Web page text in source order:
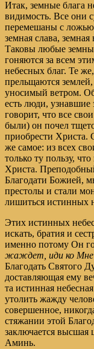
Итак, земные блага
видимость. Все они
перемешаны с
земная слава,
Таковы любые
гоняются за всем
небесных благ. Те
прельщаются
уносимый ветром. Об
есть люди,
говорит, что все
были) он почел
приобрести Христа.
же самое: из всех
только ту пользу,
Христа.
Благодати Божией,
престолы и стали
лишиться истинных
Этих истинных
искать, братия и
именно потому Он
жаждет, иди ко Мне
Благодать Святого
доставляющая ему
та истинная
утолить жажду
совершенное,
стяжании этой
заключается высшая
Аминь.